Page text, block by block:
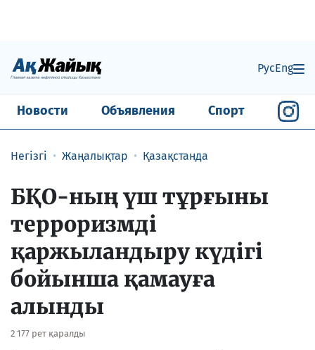
РусEng
Новости Объявления Спорт
Негізгі Жаңалықтар Қазақстанда
БҚО-ның үш тұрғыны
терроризмді
қаржыландыру күдігі
бойынша қамауға
алынды
2 177 рет қаралды